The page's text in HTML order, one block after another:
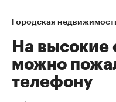
Городская
На высокие
можно
телефону